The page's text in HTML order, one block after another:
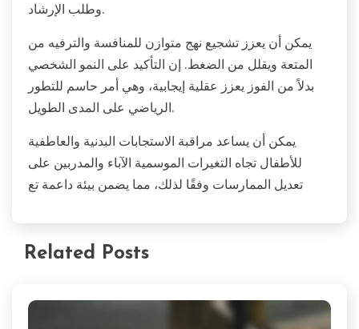
وطلب الإرشاد.
يمكن أن يعزز تشجيع نهج متوازن للمنافسة والترفيه من
المتعة ويقلل من الضغط. إن التأكيد على النمو الشخصي
بدلاً من الفوز يعزز عقلية إيجابية، وهي أمر حاسم للتطور
الرياضي على المدى الطويل.
يمكن أن يساعد مراقبة الاستجابات البدنية والعاطفية
للأطفال تجاه التغيرات الموسمية الآباء والمدربين على
تعديل الممارسات وفقًا لذلك، مما يضمن بيئة داعمة تع
Related Posts